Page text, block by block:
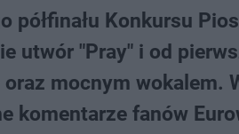
półfinału Konkursu
utwór "Pray" i od
mocnym wokalem.
komentarze fanów